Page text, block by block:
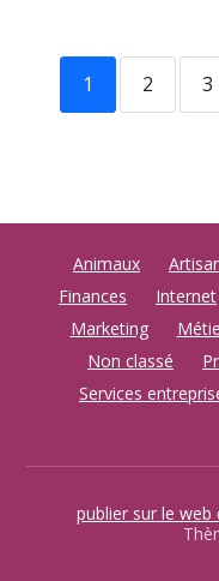
1 2 3
Animaux
Finances
Internet
Marketing
Non classé
Services
publier sur le web